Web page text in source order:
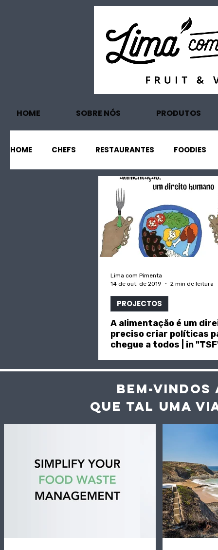
HOME SOBRE NÓS PRODUTOS
HOME CHEFS RESTAURANTES FOODIES
PROJECTOS TURISMO
Lima com Pimenta
14 de out. de 2019
2 min de leitura
PROJECTOS
A alimentação é um
preciso criar políticas
chegue a todos | in
BEM-VINDOS
QUE TAL UMA